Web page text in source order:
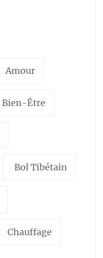
Amour
Bien-Être
Bol Tibétain
Chauffage